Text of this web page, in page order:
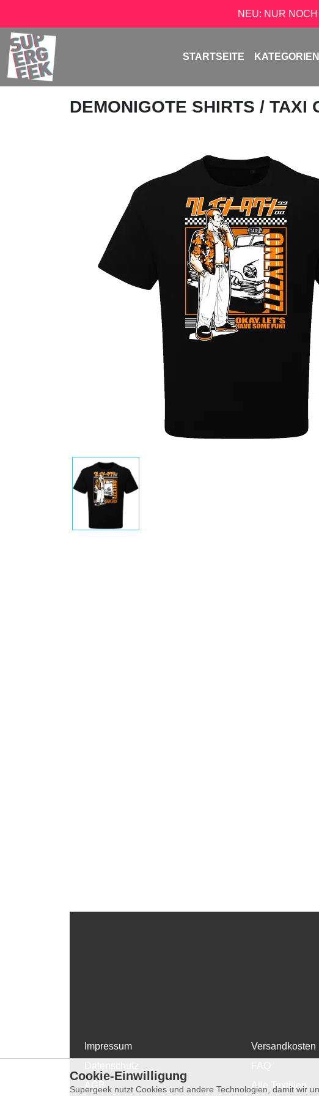
NEU: NUR
STARTSEITE KATEGORIEN
DEMONIGOTE SHIRTS / TAXI
Impressum
Versandkosten
Alle Textilien
Cookie-Einwilligung
Supergeek nutzt Cookies und andere Technologien, damit wir